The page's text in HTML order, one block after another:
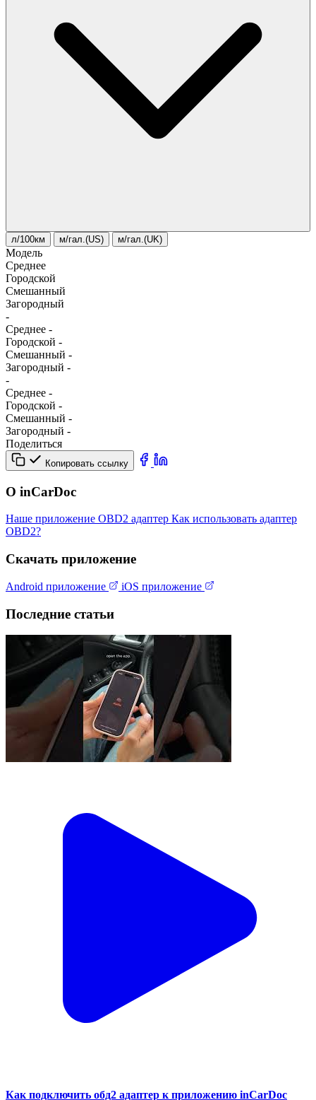
л/100км м/гал.(US) м/гал.(UK)
Модель
Среднее
Городской
Смешанный
Загородный
-
Среднее -
Городской -
Смешанный -
Загородный -
-
Среднее -
Городской -
Смешанный -
Загородный -
Поделиться
Копировать ссылку
О inCarDoc
Наше приложение OBD2 адаптер Как использовать адаптер
OBD2?
Скачать приложение
Android приложение iOS приложение
Последние статьи
Как подключить обд2 адаптер к приложению inCarDoc